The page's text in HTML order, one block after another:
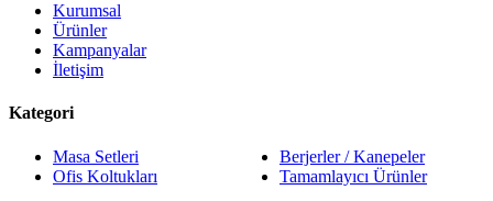
Kurumsal
Ürünler
Kampanyalar
İletişim
Kategori
Masa Setleri
Ofis Koltukları
Berjerler / Kanepeler
Tamamlayıcı Ürünler